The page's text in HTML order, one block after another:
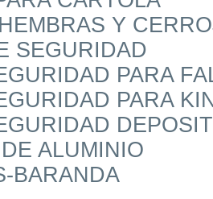
Y
SEGURIDAD
PARA
PARA
ALUMINIO
BARANDA